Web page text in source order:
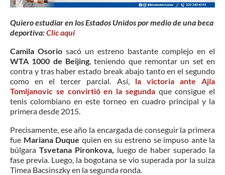
Quiero estudiar en los Estados Unidos por medio de una beca
deportiva:Clic aquí
Camila Osorio sacó un estreno bastante complejo en el
WTA 1000 de Beijing , teniendo que remontar un set en
contra y tras haber estado break abajo tanto en el segundo
como en el tercer parcial. Así, la victoria ante Ajla
Tomljanovic se convirtió en la segundaque consigue el
tenis colombiano en este torneo en cuadro principal y la
primera desde 2015.
Precisamente, ese año la encargada de conseguir la primera
fue Mariana Duque quien en su estreno se impuso ante la
búlgara Tsvetana Pironkova, luego de haber superado la
fase previa. Luego, la bogotana se vio superada por la suiza
Timea Bacsinszky en la segunda ronda.